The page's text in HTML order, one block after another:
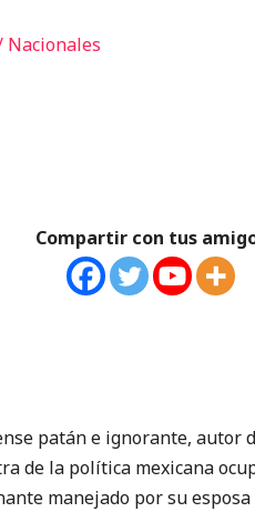
Nacionales
Compartir con tus
patán e ignorante, autor
de la política mexicana
manejado por su